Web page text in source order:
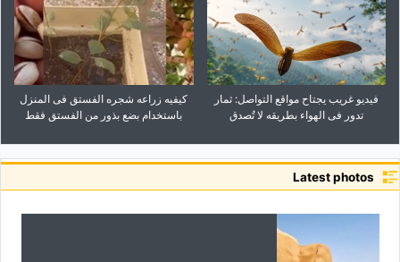
فیدیو غریب یجتاح مواقع التواصل: ثمار
تدور فی الهواء بطریقه لا تُصدق
کیفیه زراعه شجره الفستق فی المنزل
باستخدام بضع بذور من الفستق فقط
Latest photos